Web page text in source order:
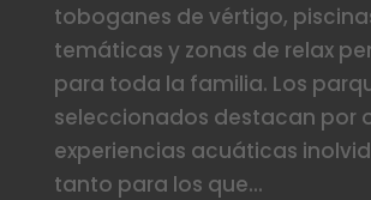
toboganes de vértigo,
temáticas y zonas de relax
para toda la familia. Los
seleccionados destacan por
experiencias acuáticas
tanto para los que...